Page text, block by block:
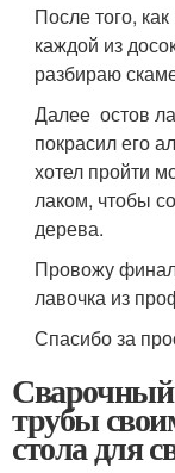
После того,
каждой из
разбираю
Далее остов
покрасил его
хотел пройти
лаком, чтобы
дерева.
Провожу
лавочка из
Спасибо за
Сварочный
трубы
стола для